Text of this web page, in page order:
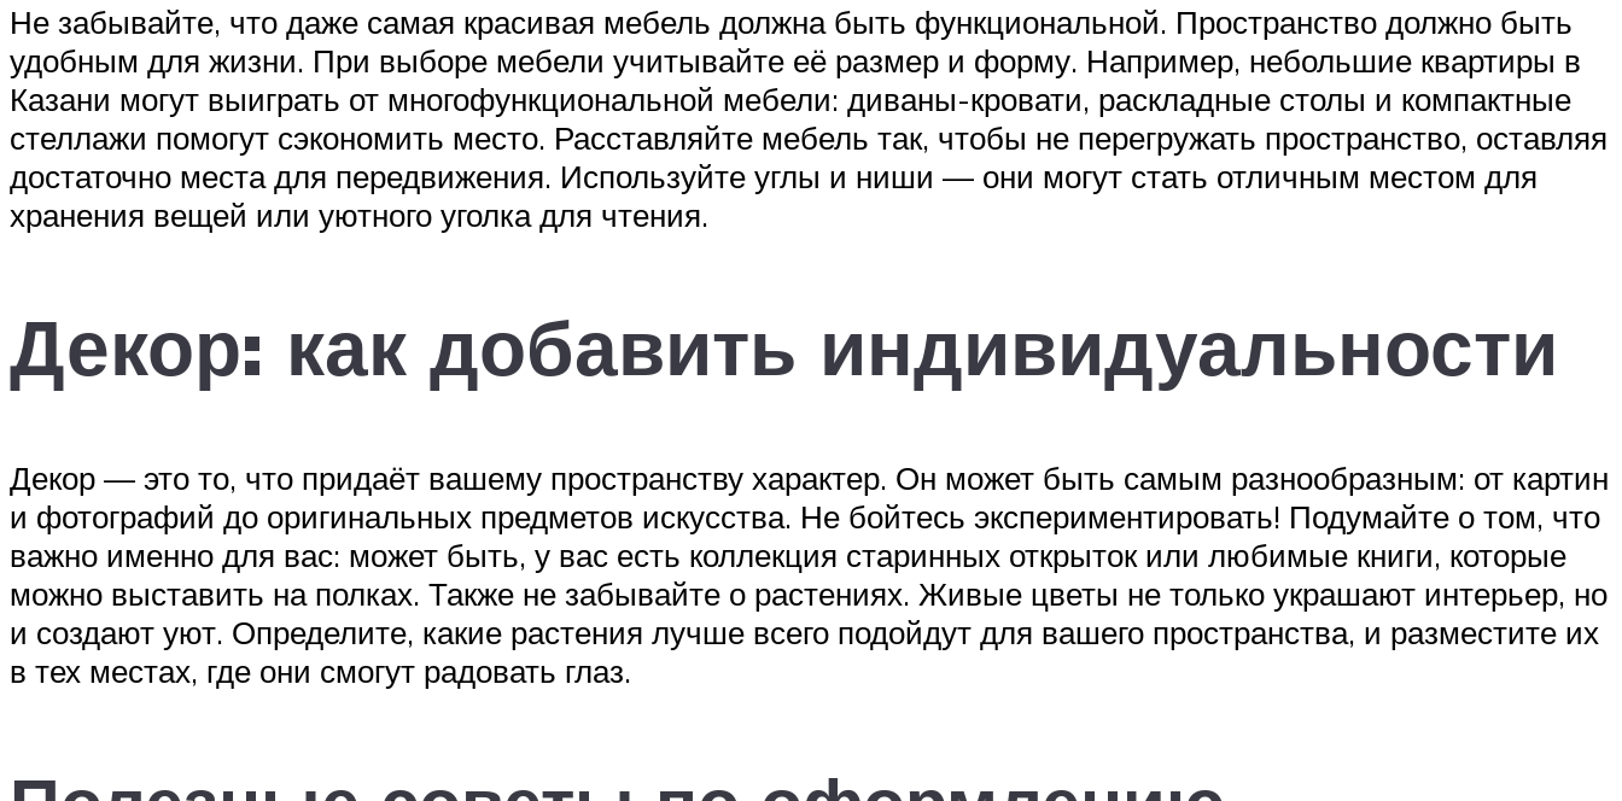
Не забывайте, что даже самая красивая мебель должна быть функциональной. Пространство должно быть
удобным для жизни. При выборе мебели учитывайте её размер и форму. Например, небольшие квартиры в
Казани могут выиграть от многофункциональной мебели: диваны-кровати, раскладные столы и компактные
стеллажи помогут сэкономить место. Расставляйте мебель так, чтобы не перегружать пространство, оставляя
достаточно места для передвижения. Используйте углы и ниши — они могут стать отличным местом для
хранения вещей или уютного уголка для чтения.
Декор: как добавить индивидуальности
Декор — это то, что придаёт вашему пространству характер. Он может быть самым разнообразным: от картин
и фотографий до оригинальных предметов искусства. Не бойтесь экспериментировать! Подумайте о том, что
важно именно для вас: может быть, у вас есть коллекция старинных открыток или любимые книги, которые
можно выставить на полках. Также не забывайте о растениях. Живые цветы не только украшают интерьер, но
и создают уют. Определите, какие растения лучше всего подойдут для вашего пространства, и разместите их
в тех местах, где они смогут радовать глаз.